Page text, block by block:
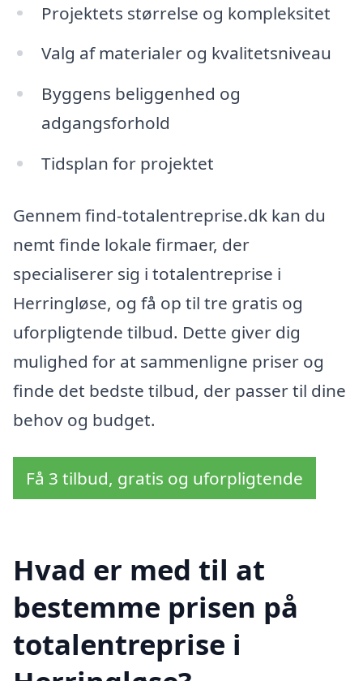
Projektets størrelse og kompleksitet
Valg af materialer og kvalitetsniveau
Byggens beliggenhed og
adgangsforhold
Tidsplan for projektet
Gennem find-totalentreprise.dk kan du
nemt finde lokale firmaer, der
specialiserer sig i totalentreprise i
Herringløse, og få op til tre gratis og
uforpligtende tilbud. Dette giver dig
mulighed for at sammenligne priser og
finde det bedste tilbud, der passer til dine
behov og budget.
Få 3 tilbud, gratis og uforpligtende
Hvad er med til at
bestemme prisen på
totalentreprise i